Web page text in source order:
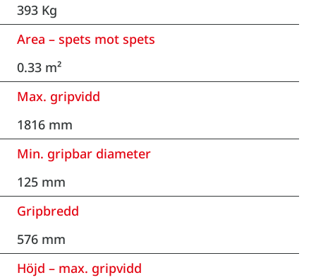
393 Kg
Area – spets mot spets
0.33 m²
Max. gripvidd
1816 mm
Min. gripbar diameter
125 mm
Gripbredd
576 mm
Höjd – max. gripvidd